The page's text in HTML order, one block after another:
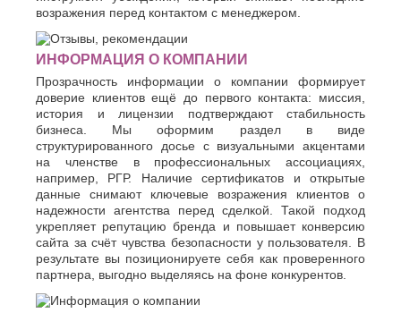
возражения перед контактом с менеджером.
ИНФОРМАЦИЯ О КОМПАНИИ
Прозрачность информации о компании формирует
доверие клиентов ещё до первого контакта: миссия,
история и лицензии подтверждают стабильность
бизнеса. Мы оформим раздел в виде
структурированного досье с визуальными акцентами
на членстве в профессиональных ассоциациях,
например, РГР. Наличие сертификатов и открытые
данные снимают ключевые возражения клиентов о
надежности агентства перед сделкой. Такой подход
укрепляет репутацию бренда и повышает конверсию
сайта за счёт чувства безопасности у пользователя. В
результате вы позиционируете себя как проверенного
партнера, выгодно выделяясь на фоне конкурентов.